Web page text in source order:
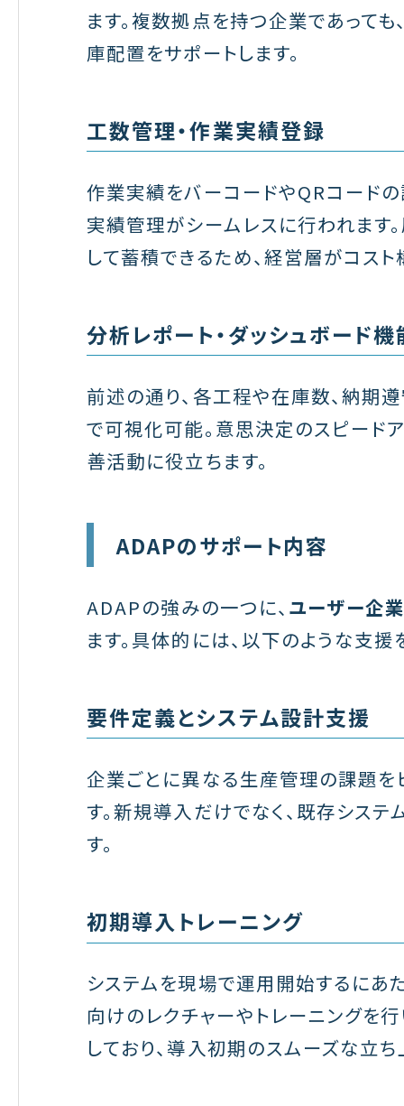
ます。複数拠点を持つ企業であって
庫配置をサポートします。
工数管理・作業実績登録
作業実績をバーコードやQRコード
実績管理がシームレスに行われます
して蓄積できるため、経営層がコス
分析レポート・ダッシュボード機
前述の通り、各工程や在庫数、納期
で可視化可能。意思決定のスピード
善活動に役立ちます。
ADAPのサポート内容
ADAPの強みの一つに、 ユーザー企
ます。具体的には、以下のような支援
要件定義とシステム設計支援
企業ごとに異なる生産管理の課題を
す。新規導入だけでなく、既存シス
す。
初期導入トレーニング
システムを現場で運用開始するにあ
向けのレクチャーやトレーニングを
しており、導入初期のスムーズな立